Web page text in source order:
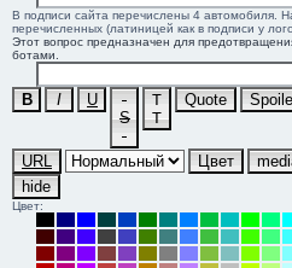
В подписи сайта перечислены 4 автомобиля.
перечисленных (латиницей как в подписи у
Этот вопрос предназначен для
ботами.
B I
U
S
T
T
Quote
URL Цвет
hide
Цвет: